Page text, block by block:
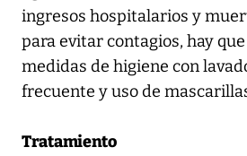
ingresos hospitalarios y
para evitar contagios, hay
medidas de higiene con
frecuente y uso de
Tratamiento